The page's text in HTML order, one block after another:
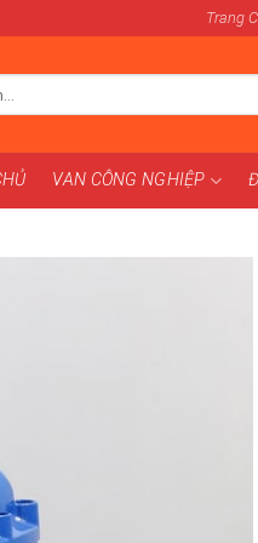
Trang
VAN CÔNG NGHIỆP